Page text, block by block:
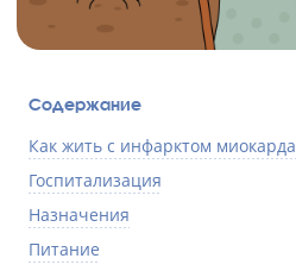
Содержание
Как жить с инфарктом миокарда
Госпитализация
Назначения
Питание